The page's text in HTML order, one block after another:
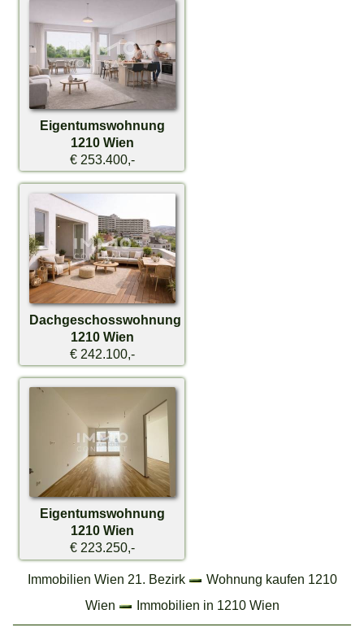
Eigentumswohnung
1210 Wien
€ 253.400,-
Dachgeschosswohnung
1210 Wien
€ 242.100,-
Eigentumswohnung
1210 Wien
€ 223.250,-
Immobilien Wien 21. Bezirk
Wohnung kaufen 1210
Wien
Immobilien in 1210 Wien